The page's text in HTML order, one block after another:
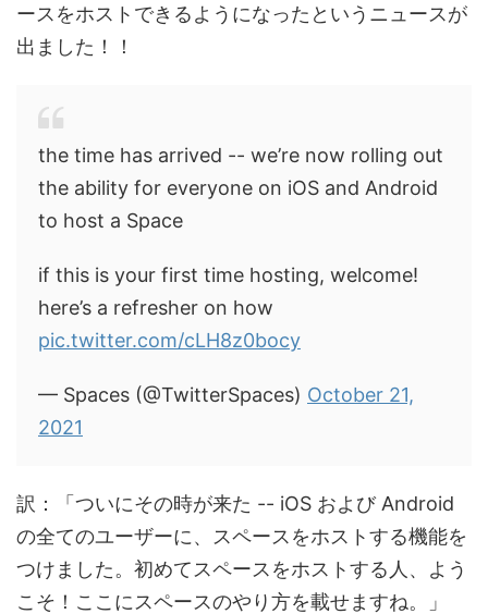
ースをホストできるようになったというニュースが
出ました！！
the time has arrived -- we’re now rolling out
the ability for everyone on iOS and Android
to host a Space
if this is your first time hosting, welcome!
here’s a refresher on how
pic.twitter.com/cLH8z0bocy
— Spaces (@TwitterSpaces) October 21,
2021
訳：「ついにその時が来た -- iOS および Android
の全てのユーザーに、スペースをホストする機能を
つけました。初めてスペースをホストする人、よう
こそ！ここにスペースのやり方を載せますね。」